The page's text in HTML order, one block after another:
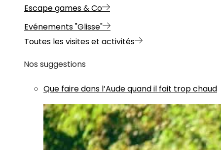
Escape games & Co
Evénements "Glisse"
Toutes les visites et activités
Nos suggestions
Que faire dans l’Aude quand il fait trop chaud